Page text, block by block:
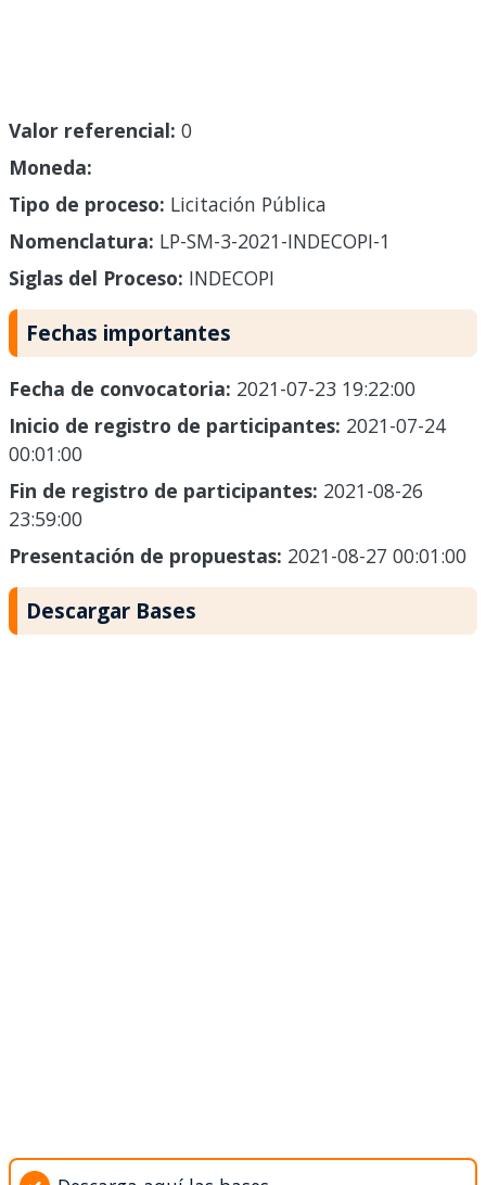
Valor referencial: 0
Moneda:
Tipo de proceso: Licitación Pública
Nomenclatura: LP-SM-3-2021-INDECOPI-1
Siglas del Proceso: INDECOPI
Fechas importantes
Fecha de convocatoria: 2021-07-23 19:22:00
Inicio de registro de participantes: 2021-07-24
00:01:00
Fin de registro de participantes: 2021-08-26
23:59:00
Presentación de propuestas: 2021-08-27 00:01:00
Descargar Bases